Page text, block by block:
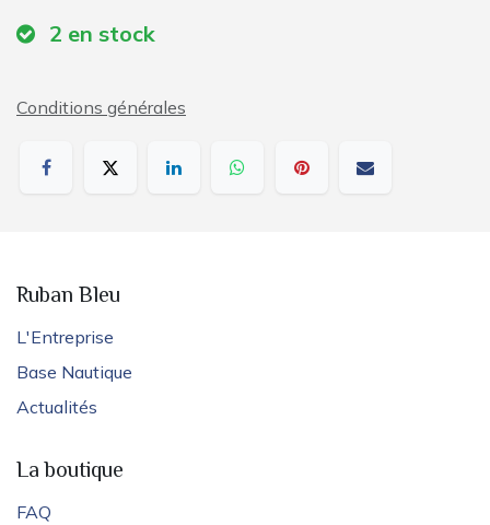
2 en stock
Conditions générales
Ruban Bleu
L'Entreprise
Base Nautique
Actualités
La boutique
FAQ